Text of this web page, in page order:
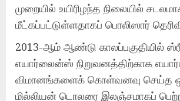
முறையில் உயிரிழந்த நிலையில்
மீட்கப்பட்டுள்ளதாகப் பொலிஸார்
2013-ஆம் ஆண்டு காலப்பகுதியில்
எயார்லைன்ஸ் நிறுவனத்திற்காக
விமானங்களைக் கொள்வனவு செய்த
மில்லியன் டொலரை இலஞ்சமாகப்